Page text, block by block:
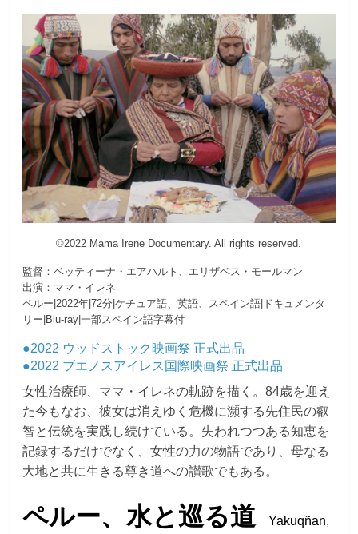
©2022 Mama Irene Documentary. All rights reserved.
監督：ベッティーナ・エアハルト、エリザベス・モールマン
出演：ママ・イレネ
ペルー|2022年|72分|ケチュア語、英語、スペイン語|ドキュメンタ
リー|Blu-ray|一部スペイン語字幕付
●2022 ウッドストック映画祭 正式出品
●2022 ブエノスアイレス国際映画祭 正式出品
女性治療師、ママ・イレネの軌跡を描く。84歳を迎え
た今もなお、彼女は消えゆく危機に瀕する先住民の叡
智と伝統を実践し続けている。失われつつある知恵を
記録するだけでなく、女性の力の物語であり、母なる
大地と共に生きる尊き道への讃歌でもある。
ペルー、水と巡る道 Yakuqñan,